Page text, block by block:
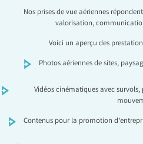
Nos prises de vue aériennes
valorisation,
Voici un aperçu des
Photos aériennes de sites,
Vidéos cinématiques avec
Contenus pour la promotion